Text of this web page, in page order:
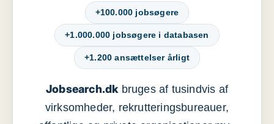
+100.000 jobsøgere
+1.000.000 jobsøgere i databasen
+1.200 ansættelser årligt
Jobsearch.dkbruges af tusindvis af
virksomheder, rekrutteringsbureauer,